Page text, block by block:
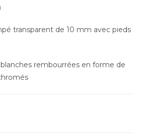
transparent de 10 mm avec pieds
blanches rembourrées en forme de